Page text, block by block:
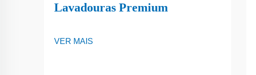
Lavadouras Premium
VER MAIS